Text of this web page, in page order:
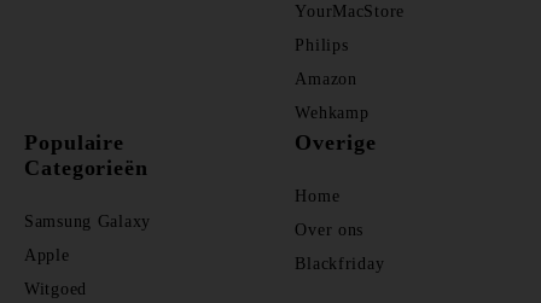
YourMacStore
Philips
Amazon
Wehkamp
Populaire
Categorieën
Samsung Galaxy
Apple
Witgoed
Overige
Home
Over ons
Blackfriday